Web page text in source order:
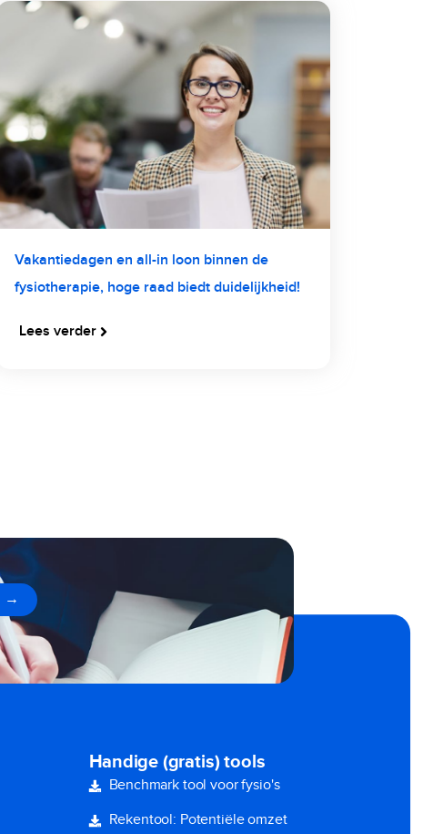
Vakantiedagen en all-in loon binnen de
fysiotherapie, hoge raad biedt duidelijkheid!
Lees verder
→
Handige (gratis) tools
Benchmark tool voor fysio's
Rekentool: Potentiële omzet